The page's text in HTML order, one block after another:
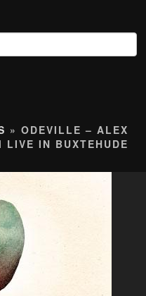
» ODEVILLE – ALEX
LIVE IN BUXTEHUDE